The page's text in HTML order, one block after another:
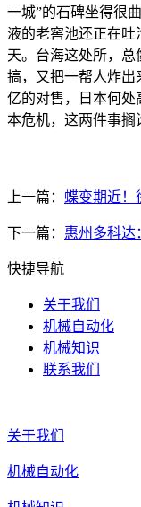
一城”的石碑坐得很
液的老窖池还正在
天。台海这处所，
搞，又把一帮人炸出
亿的对售，日本何处
本危机，这两件事搁
上一篇： 蝶变期近！
下一篇： 惠州多科达
快捷导航
关于我们
机械自动化
机械知识
联系我们
关于我们
机械自动化